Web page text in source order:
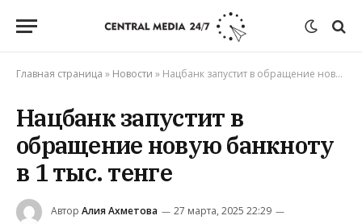
Главная страница » Новости » Нацбанк запустит в обращение новую банкноту в 1 тыс. тенге
Нацбанк запустит в
обращение новую банкноту
в 1 тыс. тенге
Автор Алия Ахметова
27 марта, 2025 22:29